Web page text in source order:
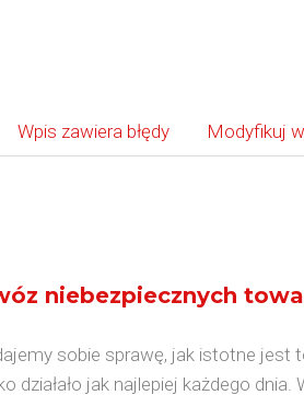
Wpis zawiera błędy Modyfikuj
niebezpiecznych
sobie sprawę, jak istotne jest
działało jak najlepiej każdego